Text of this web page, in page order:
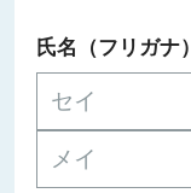
氏名（フリガナ）